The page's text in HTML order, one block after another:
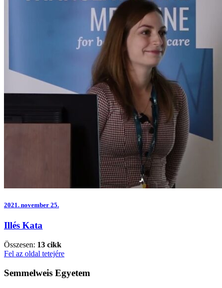
2021. november 25.
Illés Kata
Összesen: 13 cikk
Fel az oldal tetejére
Semmelweis Egyetem